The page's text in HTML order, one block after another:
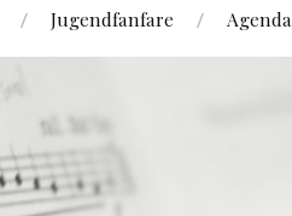
Jugendfanfare Agenda